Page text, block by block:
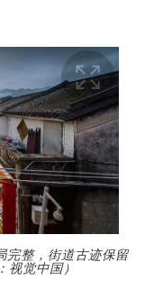
完整，街道古迹保留
视觉中国）